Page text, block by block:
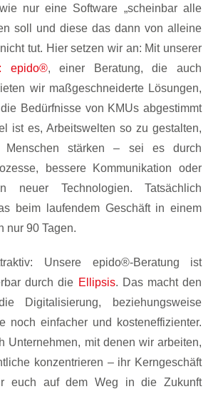
nur eine Software „scheinbar alle
soll und diese das dann von alleine
tut. Hier setzen wir an: Mit unserer
epido®, einer Beratung, die auch
wir maßgeschneiderte Lösungen,
Bedürfnisse von KMUs abgestimmt
ist es, Arbeitswelten so zu gestalten,
stärken – sei es durch
bessere Kommunikation oder
neuer Technologien. Tatsächlich
beim laufendem Geschäft in einem
nur 90 Tagen.
Unsere epido®-Beratung ist
durch die Ellipsis. Das macht den
Digitalisierung, beziehungsweise
noch einfacher und kosteneffizienter.
Unternehmen, mit denen wir arbeiten,
konzentrieren – ihr Kerngeschäft
euch auf dem Weg in die Zukunft